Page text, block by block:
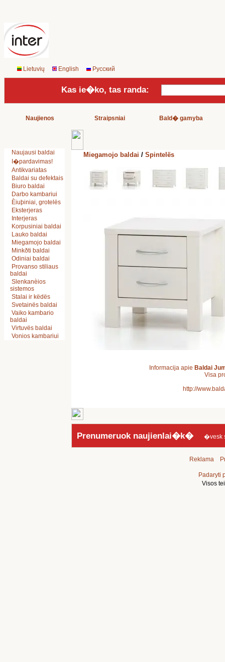
Lietuvių English Русский
Kas ie�ko, tas randa:
Naujienos Straipsniai Bald� gamyba
Naujausi baldai
I�pardavimas!
Antikvariatas
Baldai su defektais
Biuro baldai
Darbo kambariui
Èiuþiniai, grotelës
Eksterjeras
Interjeras
Korpusiniai baldai
Lauko baldai
Miegamojo baldai
Minkðti baldai
Odiniai baldai
Provanso stiliaus
baldai
Slenkanèios
sistemos
Stalai ir këdës
Svetainës baldai
Vaiko kambario
baldai
Virtuvës baldai
Vonios kambariui
Miegamojo baldai / Spintelës
Informacija apie Baldai
Visa
http://
Prenumeruok naujienlai�k��vesk
Reklama
Padaryti
Visos